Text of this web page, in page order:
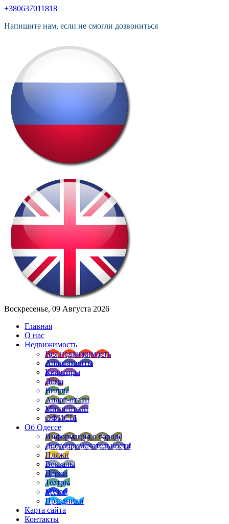
+380637011818
Напишите нам, если не смогли дозвониться
Воскресенье, 09 Августа 2026
Главная
О нас
Недвижимость
Вся недвижимость
Апартаменты
Квартиры
Дома
Виллы
Апарт-отели
Мини-отели
ОФИСЫ
Об Одессе
Информация о городе
Достопримечательности
Пляжи
Вокзалы
Парки
Театры
Музеи
Праздники
Карта сайта
Контакты